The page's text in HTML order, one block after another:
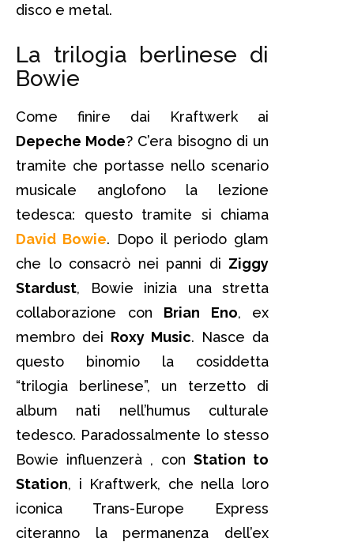
disco e metal.
La trilogia berlinese di
Bowie
Come finire dai Kraftwerk ai
Depeche Mode? C’era bisogno di un
tramite che portasse nello scenario
musicale anglofono la lezione
tedesca: questo tramite si chiama
David Bowie. Dopo il periodo glam
che lo consacrò nei panni di Ziggy
Stardust, Bowie inizia una stretta
collaborazione con Brian Eno, ex
membro dei Roxy Music. Nasce da
questo binomio la cosiddetta
“trilogia berlinese”, un terzetto di
album nati nell’humus culturale
tedesco. Paradossalmente lo stesso
Bowie influenzerà , con Station to
Station, i Kraftwerk, che nella loro
iconica Trans-Europe Express
citeranno la permanenza dell’ex